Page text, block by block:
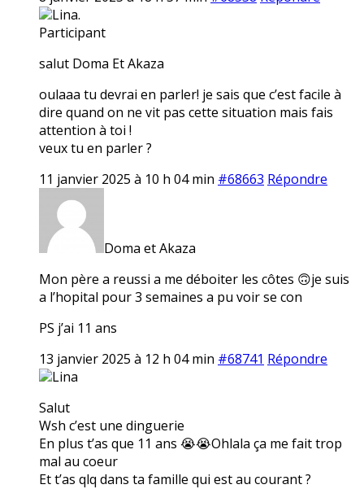
Lina.
Participant
salut Doma Et Akaza
oulaaa tu devrai en parler! je sais que c’est facile à
dire quand on ne vit pas cette situation mais fais
attention à toi !
veux tu en parler ?
11 janvier 2025 à 10 h 04 min #68663 Répondre
Doma et Akaza
Mon père a reussi a me déboiter les côtes 🙃je suis
a l’hopital pour 3 semaines a pu voir se con
PS j’ai 11 ans
13 janvier 2025 à 12 h 04 min #68741 Répondre
Lina
Salut
Wsh c’est une dinguerie
En plus t’as que 11 ans 😭😭Ohlala ça me fait trop
mal au coeur
Et t’as qlq dans ta famille qui est au courant ?